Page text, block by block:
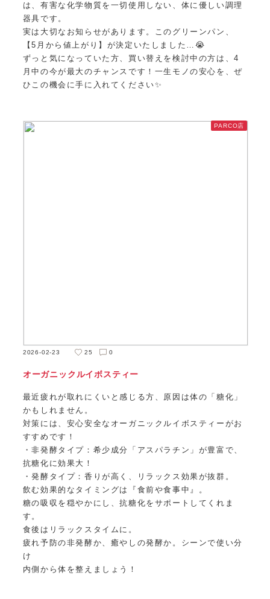
は、有害な化学物質を一切使用しない、体に優しい調理
器具です。
実は大切なお知らせがあります。このグリーンパン、
【5月から値上がり】が決定いたしました…😭
ずっと気になっていた方、買い替えを検討中の方は、4
月中の今が最大のチャンスです！一生モノの安心を、ぜ
ひこの機会に手に入れてください✨
PARCO店
2026-02-23 25 0
オーガニックルイボスティー
最近疲れが取れにくいと感じる方、原因は体の「糖化」
かもしれません。
対策には、安心安全なオーガニックルイボスティーがお
すすめです！
・非発酵タイプ：希少成分「アスパラチン」が豊富で、
抗糖化に効果大！
・発酵タイプ：香りが高く、リラックス効果が抜群。
飲む効果的なタイミングは『食前や食事中』。
糖の吸収を穏やかにし、抗糖化をサポートしてくれま
す。
食後はリラックスタイムに。
疲れ予防の非発酵か、癒やしの発酵か。シーンで使い分
け
内側から体を整えましょう！